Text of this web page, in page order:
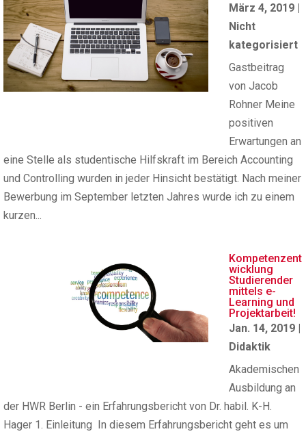
März 4, 2019 |
Nicht
kategorisiert
Gastbeitrag
von Jacob
Rohner Meine
positiven
Erwartungen an
eine Stelle als studentische Hilfskraft im Bereich Accounting
und Controlling wurden in jeder Hinsicht bestätigt. Nach meiner
Bewerbung im September letzten Jahres wurde ich zu einem
kurzen...
Kompetenzent
wicklung
Studierender
mittels e-
Learning und
Projektarbeit!
Jan. 14, 2019 |
Didaktik
Akademischen
Ausbildung an
der HWR Berlin - ein Erfahrungsbericht von Dr. habil. K-H.
Hager 1. Einleitung In diesem Erfahrungsbericht geht es um